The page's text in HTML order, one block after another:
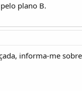
plano B.
informa-me